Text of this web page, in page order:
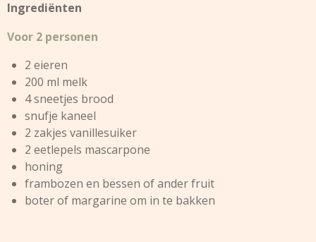
lngrediënten
Voor 2 personen
2 eieren
200 ml melk
4 sneetjes brood
snufje kaneel
2 zakjes vanillesuiker
2 eetlepels mascarpone
honing
frambozen en bessen of ander fruit
boter of margarine om in te bakken